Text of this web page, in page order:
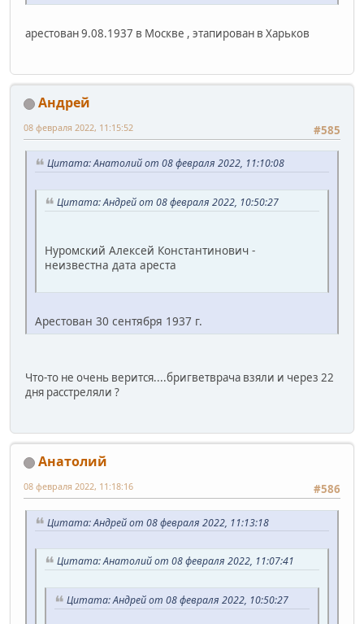
арестован 9.08.1937 в Москве , этапирован в Харьков
Андрей
#585
08 февраля 2022, 11:15:52
Цитата: Анатолий от 08 февраля 2022, 11:10:08
Цитата: Андрей от 08 февраля 2022, 10:50:27
Нуромский Алексей Константинович -
неизвестна дата ареста
Арестован 30 сентября 1937 г.
Что-то не очень верится....бригветврача взяли и через 22
дня расстреляли ?
Анатолий
#586
08 февраля 2022, 11:18:16
Цитата: Андрей от 08 февраля 2022, 11:13:18
Цитата: Анатолий от 08 февраля 2022, 11:07:41
Цитата: Андрей от 08 февраля 2022, 10:50:27